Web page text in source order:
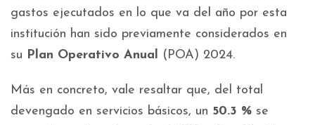
gastos ejecutados en lo que va del año por esta
institución han sido previamente considerados en
su Plan Operativo Anual (POA) 2024.
Más en concreto, vale resaltar que, del total
devengado en servicios básicos, un 50.3 % se